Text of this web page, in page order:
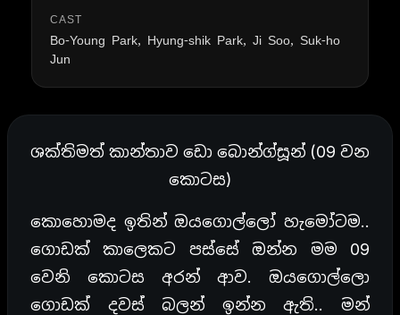
CAST
Bo-Young Park, Hyung-shik Park, Ji Soo, Suk-ho
Jun
ශක්තිමත් කාන්තාව ඩො බොන්ග්සූන් (09 වන
කොටස)
කොහොමද ඉතින් ඔයගොල්ලෝ හැමෝටම..
ගොඩක් කාලෙකට පස්සේ ඔන්න මම 09
වෙනි කොටස අරන් ආව. ඔයගොල්ලො
ගොඩක් දවස් බලන් ඉන්න ඇති.. මන්